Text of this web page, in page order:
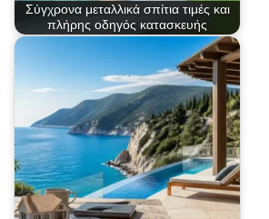
Σύγχρονα μεταλλικά σπίτια τιμές και
πλήρης οδηγός κατασκευής